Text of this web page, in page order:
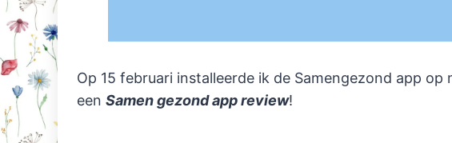
Op 15 februari installeerde ik de Samengezond app
een Samen gezond app review!